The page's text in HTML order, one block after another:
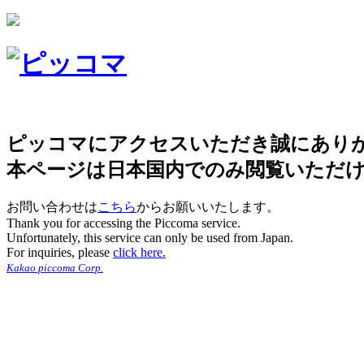
ピッコマにアクセスいただき誠にあり
本ページは日本国内でのみ閲覧いただ
お問い合わせはこちらからお願いいたします。
Thank you for accessing the Piccoma service.
Unfortunately, this service can only be used from Japan.
For inquiries, please click here.
Kakao piccoma Corp.